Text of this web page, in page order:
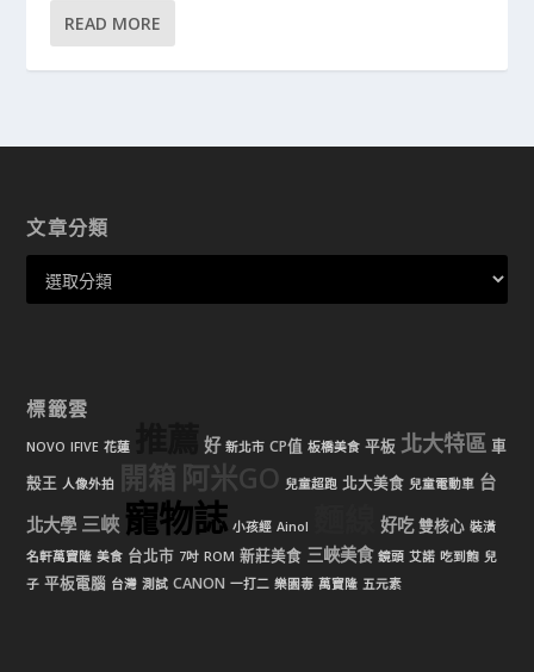
READ MORE
文章分類
標籤雲
NOVO IFIVE 花蓮 好 新北市 CP值 板橋美食 平板 北大特區 車
殼王 人像外拍 開箱 阿米GO 兒童超跑 北大美食 兒童電動車 台
北大學 三峽 寵物誌 小孩經 Ainol 好吃 雙核心 裝潢
名軒萬寶隆 美食 台北市 7吋 ROM 新莊美食 三峽美食 鏡頭 艾諾 吃到飽 兒
子 平板電腦 台灣 測試 CANON 一打二 樂園毒 萬寶隆 五元素